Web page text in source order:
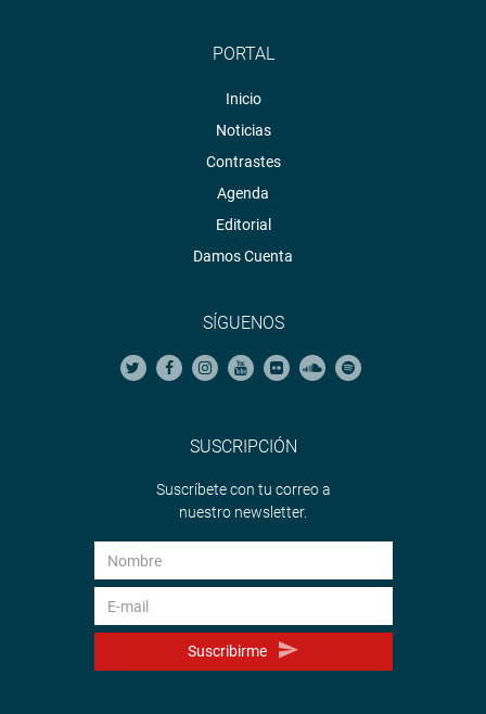
PORTAL
Inicio
Noticias
Contrastes
Agenda
Editorial
Damos Cuenta
SÍGUENOS
SUSCRIPCIÓN
Suscríbete con tu correo a
nuestro newsletter.
Suscribirme